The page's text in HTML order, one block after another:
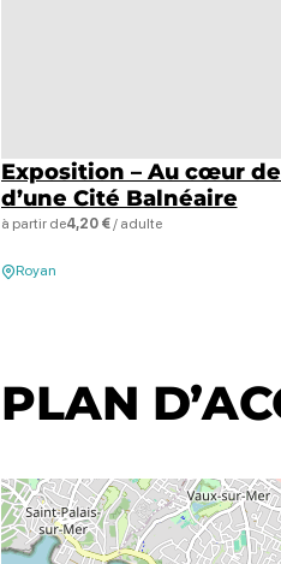
Exposition – Au cœur
d’une Cité Balnéaire
à partir de4,20 €/ adulte
Royan
PLAN